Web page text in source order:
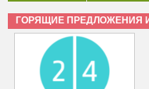
ГОРЯЩИЕ ПРЕДЛОЖЕНИЯ